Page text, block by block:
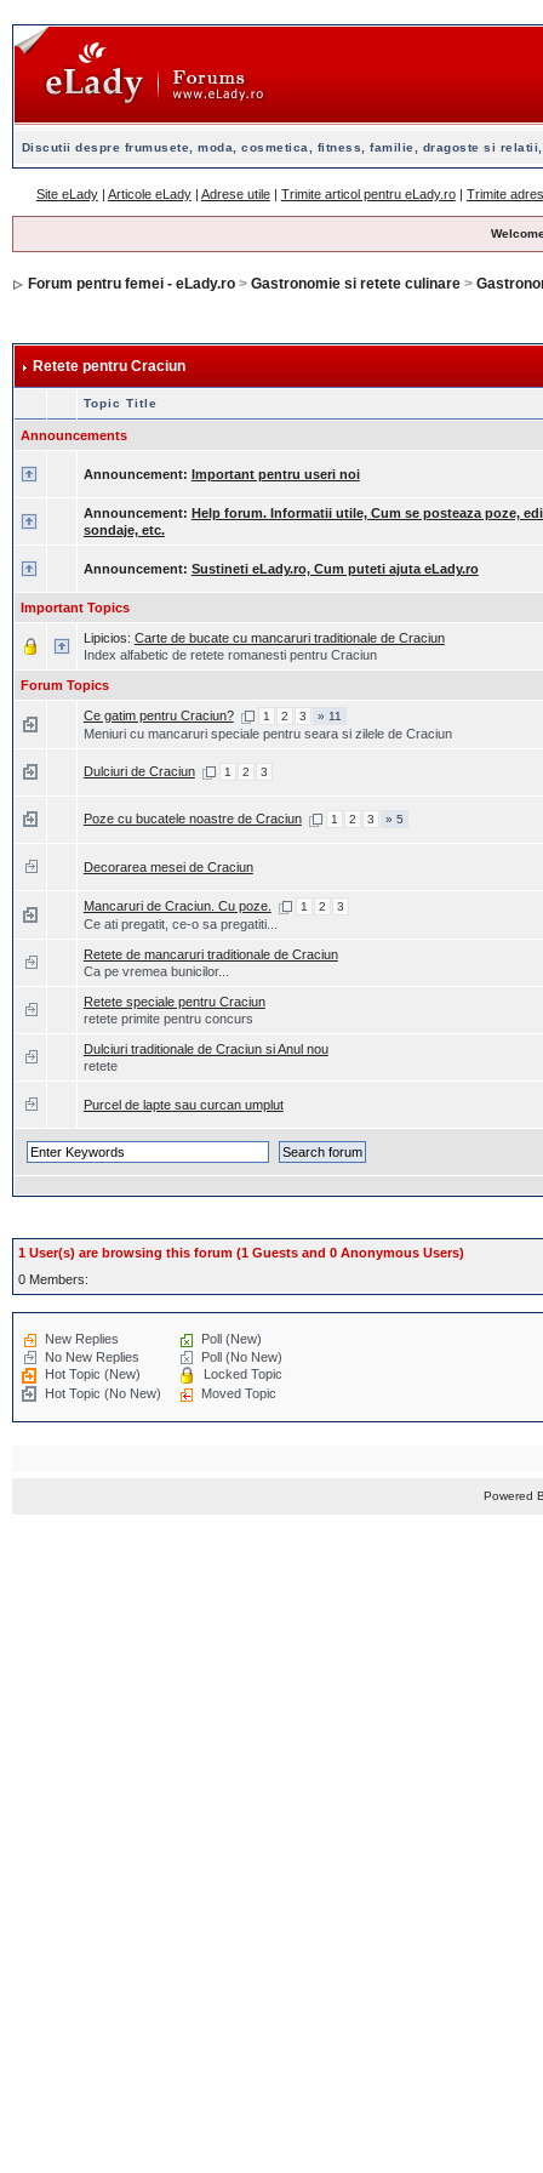
Discutii despre frumusete, moda, cosmetica, fitness, familie, dragoste si
Site eLady| Articole eLady| Adrese utile| Trimite articol pentru eLady.ro| Trimite
Forum pentru femei - eLady.ro> Gastronomie si retete culinare>
Retete pentru Craciun
Topic Title
Announcements
Announcement: Important pentru useri noi
Announcement: Help forum. Informatii utile, Cum se posteaza poze,
sondaje, etc.
Announcement: Sustineti eLady.ro, Cum puteti ajuta eLady.ro
Important Topics
Lipicios: Carte de bucate cu mancaruri traditionale de Craciun
Index alfabetic de retete romanesti pentru Craciun
Forum Topics
Ce gatim pentru Craciun? 1 2 3 » 11
Meniuri cu mancaruri speciale pentru seara si zilele de Craciun
Dulciuri de Craciun 1 2 3
Poze cu bucatele noastre de Craciun 1 2 3 » 5
Decorarea mesei de Craciun
Mancaruri de Craciun. Cu poze. 1 2 3
Ce ati pregatit, ce-o sa pregatiti...
Retete de mancaruri traditionale de Craciun
Ca pe vremea bunicilor...
Retete speciale pentru Craciun
retete primite pentru concurs
Dulciuri traditionale de Craciun si Anul nou
retete
Purcel de lapte sau curcan umplut
1 User(s) are browsing this forum (1 Guests and 0 Anonymous Users)
0 Members:
New Replies
No New Replies
Hot Topic (New)
Hot Topic (No New)
Poll (New)
Poll (No New)
Locked Topic
Moved Topic
Powered